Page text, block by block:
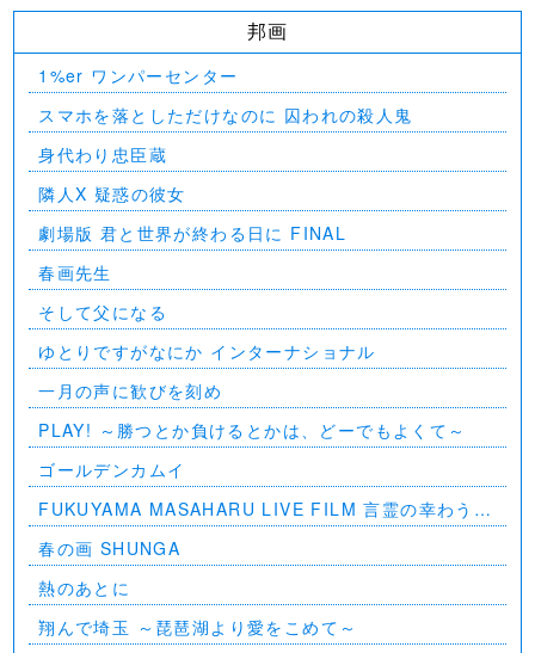
邦画
1%er ワンパーセンター
スマホを落としただけなのに 囚われの殺人鬼
身代わり忠臣蔵
隣人X 疑惑の彼女
劇場版 君と世界が終わる日に FINAL
春画先生
そして父になる
ゆとりですがなにか インターナショナル
一月の声に歓びを刻め
PLAY! ～勝つとか負けるとかは、どーでもよくて～
ゴールデンカムイ
FUKUYAMA MASAHARU LIVE FILM 言霊の幸わう夏
@NIPPON BUDOKAN 2023
春の画 SHUNGA
熱のあとに
翔んで埼玉 ～琵琶湖より愛をこめて～